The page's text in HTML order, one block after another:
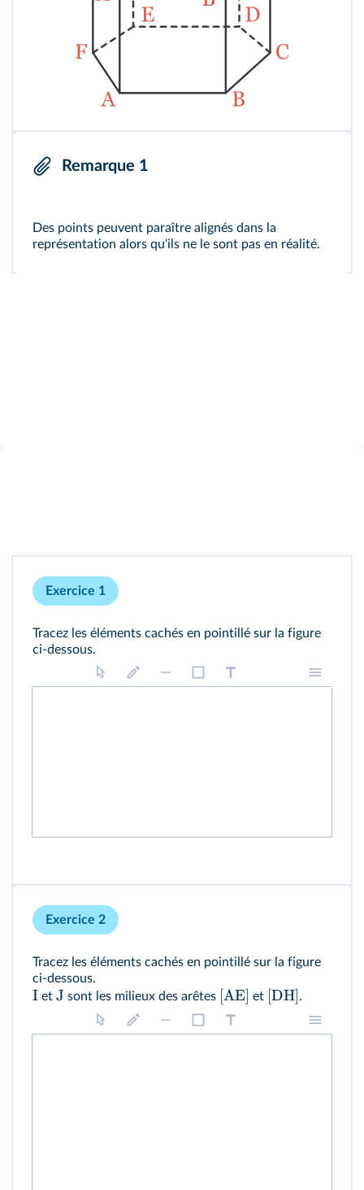
Remarque 1
Des points peuvent paraître alignés dans la
représentation alors qu'ils ne le sont pas en réalité.
Exercice 1
Tracez les éléments cachés en pointillé sur la figure
ci-dessous.
Exercice 2
Tracez les éléments cachés en pointillé sur la figure
ci-dessous.
I et J sont les milieux des arêtes [AE] et [DH].